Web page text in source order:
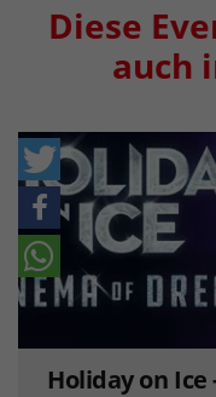
Diese
auch
Holiday on